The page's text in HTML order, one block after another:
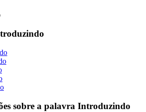
sobre a palavra Introduzindo